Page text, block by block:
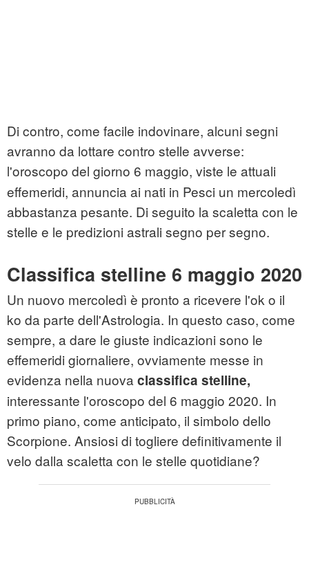
Di contro, come facile indovinare, alcuni segni
avranno da lottare contro stelle avverse:
l'oroscopo del giorno 6 maggio, viste le attuali
effemeridi, annuncia ai nati in Pesci un mercoledì
abbastanza pesante. Di seguito la scaletta con le
stelle e le predizioni astrali segno per segno.
Classifica stelline 6 maggio 2020
Un nuovo mercoledì è pronto a ricevere l'ok o il
ko da parte dell'Astrologia. In questo caso, come
sempre, a dare le giuste indicazioni sono le
effemeridi giornaliere, ovviamente messe in
evidenza nella nuova classifica stelline,
interessante l'oroscopo del 6 maggio 2020. In
primo piano, come anticipato, il simbolo dello
Scorpione. Ansiosi di togliere definitivamente il
velo dalla scaletta con le stelle quotidiane?